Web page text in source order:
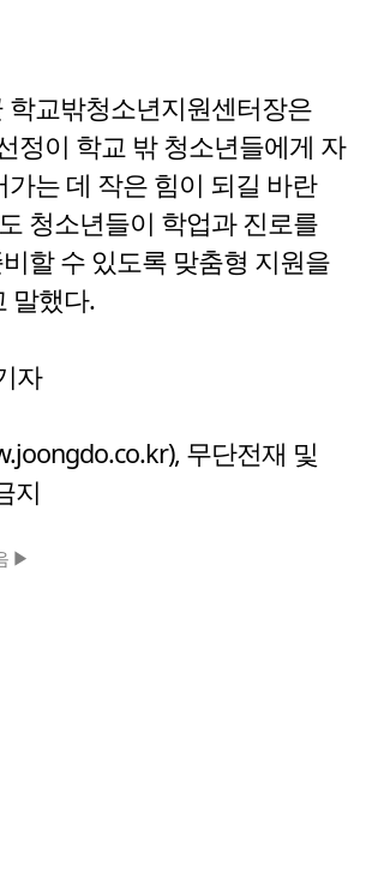
학교밖청소년지원센터장은
정이 학교 밖 청소년들에게 자
가는 데 작은 힘이 되길 바란
청소년들이 학업과 진로를
할 수 있도록 맞춤형 지원을
말했다.
자
무단전재 및
지
▶